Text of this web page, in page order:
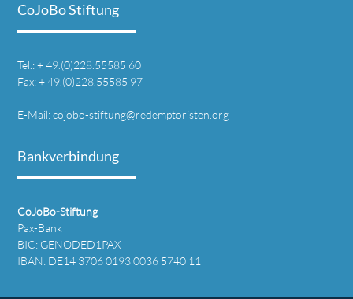
CoJoBo Stiftung
Tel.: + 49.(0)228.55585 60
Fax: + 49.(0)228.55585 97
E-Mail:cojobo-stiftung@redemptoristen.org
Bankverbindung
CoJoBo-Stiftung
Pax-Bank
BIC: GENODED1PAX
IBAN: DE14 3706 0193 0036 5740 11